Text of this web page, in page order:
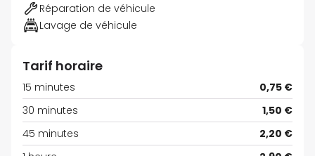
Réparation de véhicule
Lavage de véhicule
Tarif horaire
15 minutes
0,75 €
30 minutes
1,50 €
45 minutes
2,20 €